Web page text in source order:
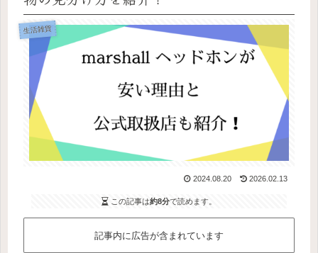
生活雑貨
2024.08.20 2026.02.13
この記事は約8分で読めます。
記事内に広告が含まれています